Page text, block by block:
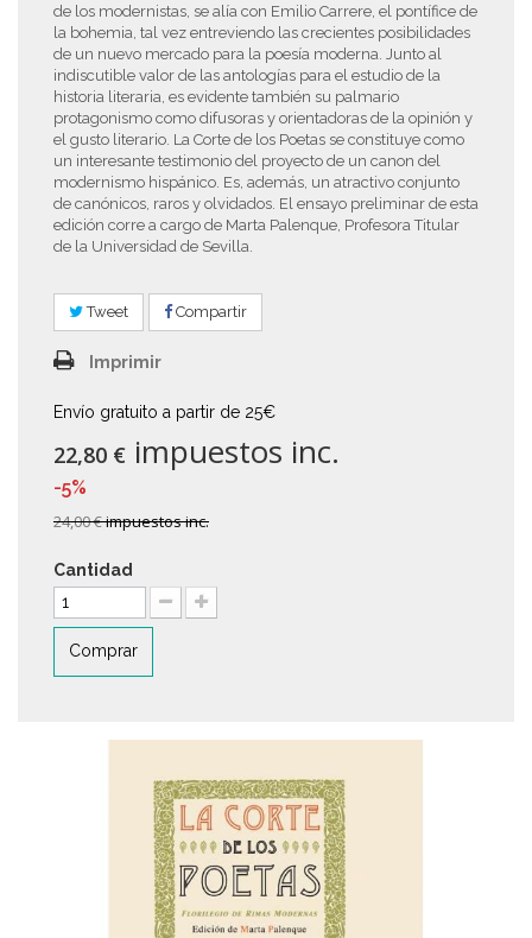
de los modernistas, se alía con Emilio Carrere, el pontífice de
la bohemia, tal vez entreviendo las crecientes posibilidades
de un nuevo mercado para la poesía moderna. Junto al
indiscutible valor de las antologías para el estudio de la
historia literaria, es evidente también su palmario
protagonismo como difusoras y orientadoras de la opinión y
el gusto literario. La Corte de los Poetas se constituye como
un interesante testimonio del proyecto de un canon del
modernismo hispánico. Es, además, un atractivo conjunto
de canónicos, raros y olvidados. El ensayo preliminar de esta
edición corre a cargo de Marta Palenque, Profesora Titular
de la Universidad de Sevilla.
Tweet Compartir
Imprimir
Envío gratuito a partir de 25€
22,80 € impuestos inc.
-5%
24,00 €impuestos inc.
Cantidad
Comprar